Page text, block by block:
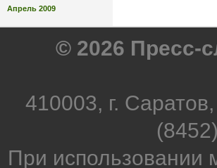
Апрель 2009
© 2026 Пресс-
410003, г.
При использовании